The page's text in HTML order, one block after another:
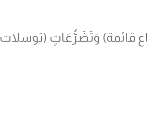
قائمة) وَتَضَرُّعَاتٍ (توسلات